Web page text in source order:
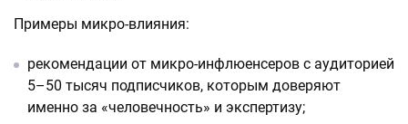
Примеры микро-влияния:
рекомендации от микро-инфлюенсеров с аудиторией
5–50 тысяч подписчиков, которым доверяют
именно за «человечность» и экспертизу;